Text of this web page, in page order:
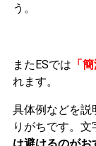
う。
またESでは 「
れます。
具体例などを説
りがちです。文